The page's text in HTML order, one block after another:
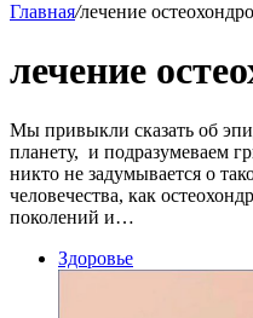
Главная/лечение
лечение
Мы привыкли сказать об
планету, и подразумеваем
никто не задумывается о
человечества, как
поколений и…
Здоровье